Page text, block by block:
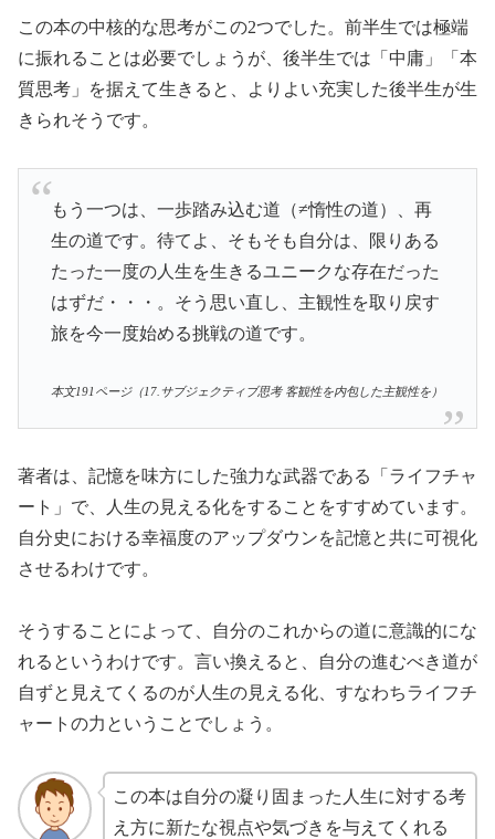
この本の中核的な思考がこの2つでした。前半生では極端
に振れることは必要でしょうが、後半生では「中庸」「本
質思考」を据えて生きると、よりよい充実した後半生が生
きられそうです。
もう一つは、一歩踏み込む道（≠惰性の道）、再
生の道です。待てよ、そもそも自分は、限りある
たった一度の人生を生きるユニークな存在だった
はずだ・・・。そう思い直し、主観性を取り戻す
旅を今一度始める挑戦の道です。
本文191ページ（17.サブジェクティブ思考 客観性を内包した主観性を）
著者は、記憶を味方にした強力な武器である「ライフチャ
ート」で、人生の見える化をすることをすすめています。
自分史における幸福度のアップダウンを記憶と共に可視化
させるわけです。
そうすることによって、自分のこれからの道に意識的にな
れるというわけです。言い換えると、自分の進むべき道が
自ずと見えてくるのが人生の見える化、すなわちライフチ
ャートの力ということでしょう。
この本は自分の凝り固まった人生に対する考
え方に新たな視点や気づきを与えてくれる